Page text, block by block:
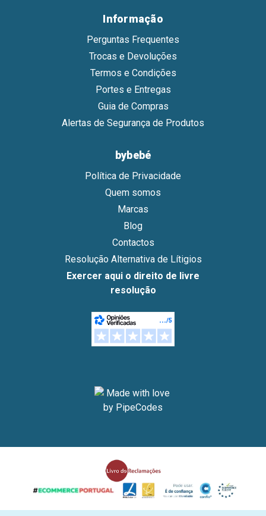
Informação
Perguntas Frequentes
Trocas e Devoluções
Termos e Condições
Portes e Entregas
Guia de Compras
Alertas de Segurança de Produtos
bybebé
Política de Privacidade
Quem somos
Marcas
Blog
Contactos
Resolução Alternativa de Lítigios
Exercer aqui o direito de livre
resolução